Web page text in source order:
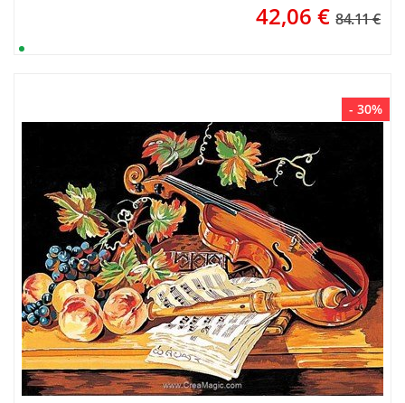
42,06 € 84.11 €
- 30%